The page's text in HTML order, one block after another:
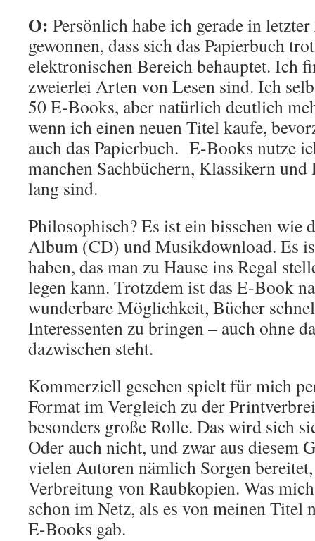
O: Persönlich habe ich gerade in
gewonnen, dass sich das Papierbuch
elektronischen Bereich behauptet. Ich
zweierlei Arten von Lesen sind. Ich
50 E-Books, aber natürlich deutlich
wenn ich einen neuen Titel kaufe,
auch das Papierbuch. E-Books nutze
manchen Sachbüchern, Klassikern und
lang sind.
Philosophisch? Es ist ein bisschen wie
Album (CD) und Musikdownload. Es
haben, das man zu Hause ins Regal
legen kann. Trotzdem ist das E-Book
wunderbare Möglichkeit, Bücher
Interessenten zu bringen – auch ohne
dazwischen steht.
Kommerziell gesehen spielt für mich
Format im Vergleich zu der
besonders große Rolle. Das wird sich
Oder auch nicht, und zwar aus diesem
vielen Autoren nämlich Sorgen
Verbreitung von Raubkopien. Was
schon im Netz, als es von meinen Titel
E-Books gab.